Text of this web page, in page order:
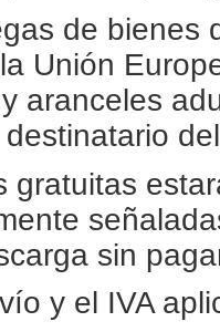
de bienes
Unión
aranceles
gratuitas
sin
y el IVA